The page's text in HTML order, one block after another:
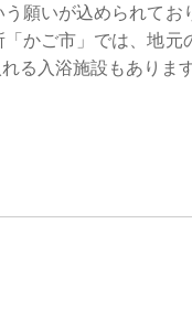
願いが込められてお
かご市」では、地元
る入浴施設もあります